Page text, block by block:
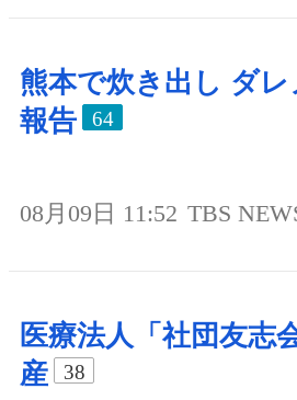
熊本で炊き出し ダレ
報告
64
08月09日 11:52 TBS
医療法人「社団友志
産
38